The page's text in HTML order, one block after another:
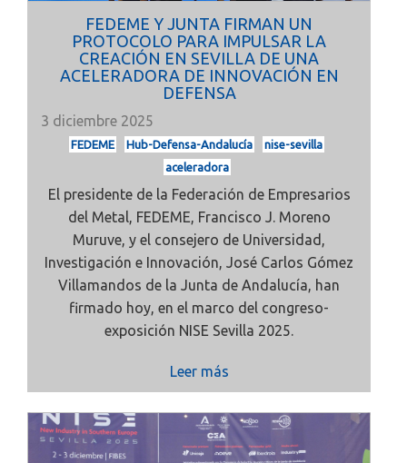
FEDEME Y JUNTA FIRMAN UN
PROTOCOLO PARA IMPULSAR LA
CREACIÓN EN SEVILLA DE UNA
ACELERADORA DE INNOVACIÓN EN
DEFENSA
3 diciembre 2025
FEDEME Hub-Defensa-Andalucía
nise-sevilla
aceleradora
El presidente de la Federación de Empresarios
del Metal, FEDEME, Francisco J. Moreno
Muruve, y el consejero de Universidad,
Investigación e Innovación, José Carlos Gómez
Villamandos de la Junta de Andalucía, han
firmado hoy, en el marco del congreso-
exposición NISE Sevilla 2025.
Leer más